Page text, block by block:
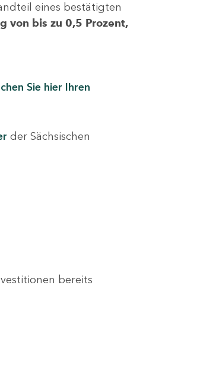
eines bestätigten
von bis zu 0,5 Prozent,
Sie hier Ihren
der Sächsischen
bereits